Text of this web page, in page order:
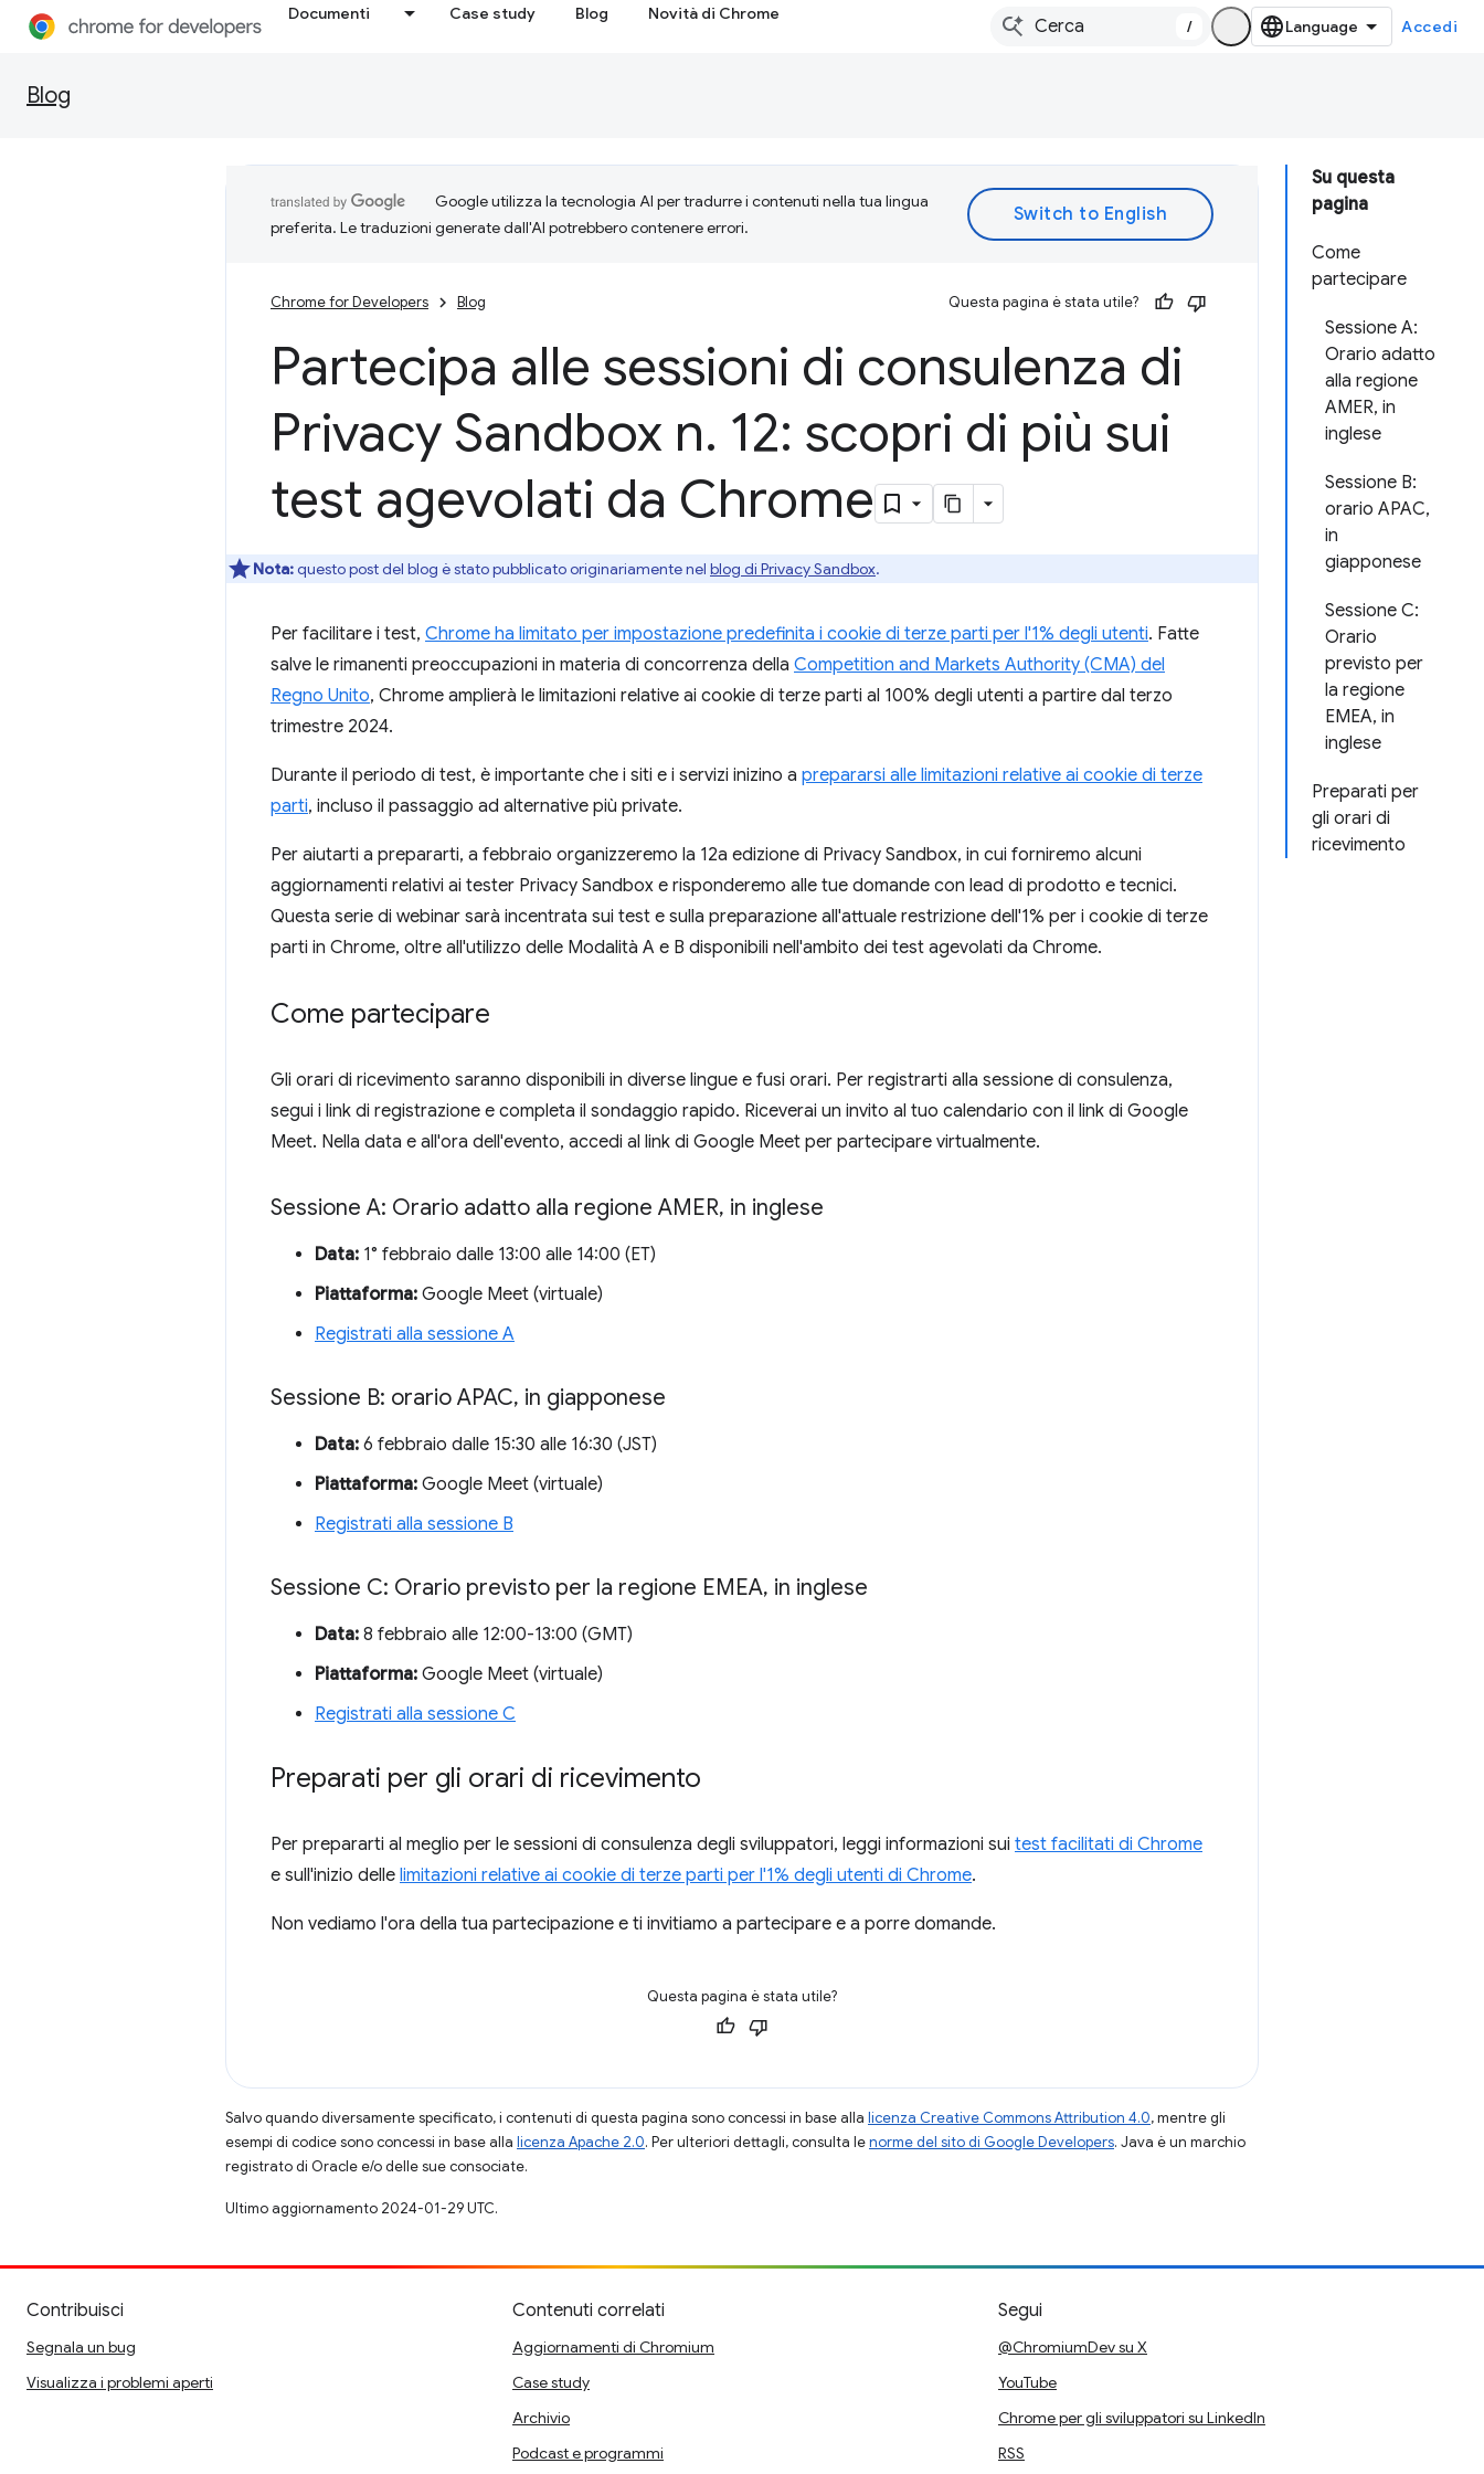
Documenti Case study Blog Novità di Chrome
/ Accedi
Blog
Su questa
pagina
Come
partecipare
Sessione A:
Orario adatto
alla regione
AMER, in
inglese
Sessione B:
orario APAC,
in
giapponese
Sessione C:
Orario
previsto per
la regione
EMEA, in
inglese
Preparati per
gli orari di
ricevimento
Google utilizza la tecnologia AI per tradurre i contenuti nella tua lingua
preferita. Le traduzioni generate dall'AI potrebbero contenere errori.
Chrome for Developers Blog Questa pagina è stata utile?
Partecipa alle sessioni di consulenza di
Privacy Sandbox n. 12: scopri di più sui
test agevolati da Chrome
Nota:questo post del blog è stato pubblicato originariamente nel blog di Privacy Sandbox.
Per facilitare i test, Chrome ha limitato per impostazione predefinita i cookie di terze parti per l'1% degli utenti. Fatte
salve le rimanenti preoccupazioni in materia di concorrenza della Competition and Markets Authority (CMA) del
Regno Unito, Chrome amplierà le limitazioni relative ai cookie di terze parti al 100% degli utenti a partire dal terzo
trimestre 2024.
Durante il periodo di test, è importante che i siti e i servizi inizino a prepararsi alle limitazioni relative ai cookie di terze
parti, incluso il passaggio ad alternative più private.
Per aiutarti a prepararti, a febbraio organizzeremo la 12a edizione di Privacy Sandbox, in cui forniremo alcuni
aggiornamenti relativi ai tester Privacy Sandbox e risponderemo alle tue domande con lead di prodotto e tecnici.
Questa serie di webinar sarà incentrata sui test e sulla preparazione all'attuale restrizione dell'1% per i cookie di terze
parti in Chrome, oltre all'utilizzo delle Modalità A e B disponibili nell'ambito dei test agevolati da Chrome.
Come partecipare
Gli orari di ricevimento saranno disponibili in diverse lingue e fusi orari. Per registrarti alla sessione di consulenza,
segui i link di registrazione e completa il sondaggio rapido. Riceverai un invito al tuo calendario con il link di Google
Meet. Nella data e all'ora dell'evento, accedi al link di Google Meet per partecipare virtualmente.
Sessione A: Orario adatto alla regione AMER, in inglese
Data: 1° febbraio dalle 13:00 alle 14:00 (ET)
Piattaforma: Google Meet (virtuale)
Registrati alla sessione A
Sessione B: orario APAC, in giapponese
Data: 6 febbraio dalle 15:30 alle 16:30 (JST)
Piattaforma: Google Meet (virtuale)
Registrati alla sessione B
Sessione C: Orario previsto per la regione EMEA, in inglese
Data: 8 febbraio alle 12:00-13:00 (GMT)
Piattaforma: Google Meet (virtuale)
Registrati alla sessione C
Preparati per gli orari di ricevimento
Per prepararti al meglio per le sessioni di consulenza degli sviluppatori, leggi informazioni sui test facilitati di Chrome
e sull'inizio delle limitazioni relative ai cookie di terze parti per l'1% degli utenti di Chrome.
Non vediamo l'ora della tua partecipazione e ti invitiamo a partecipare e a porre domande.
Questa pagina è stata utile?
Salvo quando diversamente specificato, i contenuti di questa pagina sono concessi in base alla licenza Creative Commons Attribution 4.0, mentre gli
esempi di codice sono concessi in base alla licenza Apache 2.0. Per ulteriori dettagli, consulta lenorme del sito di Google Developers. Java è un marchio
registrato di Oracle e/o delle sue consociate.
Ultimo aggiornamento 2024-01-29 UTC.
Contribuisci
Segnala un bug
Visualizza i problemi aperti
Contenuti correlati
Aggiornamenti di Chromium
Case study
Archivio
Podcast e programmi
Segui
@ChromiumDev su X
YouTube
Chrome per gli sviluppatori su LinkedIn
RSS